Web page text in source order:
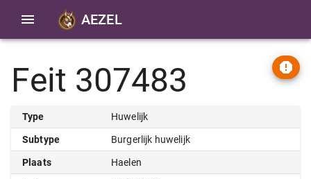
AEZEL
Feit 307483
Type Huwelijk
Subtype Burgerlijk huwelijk
Plaats Haelen